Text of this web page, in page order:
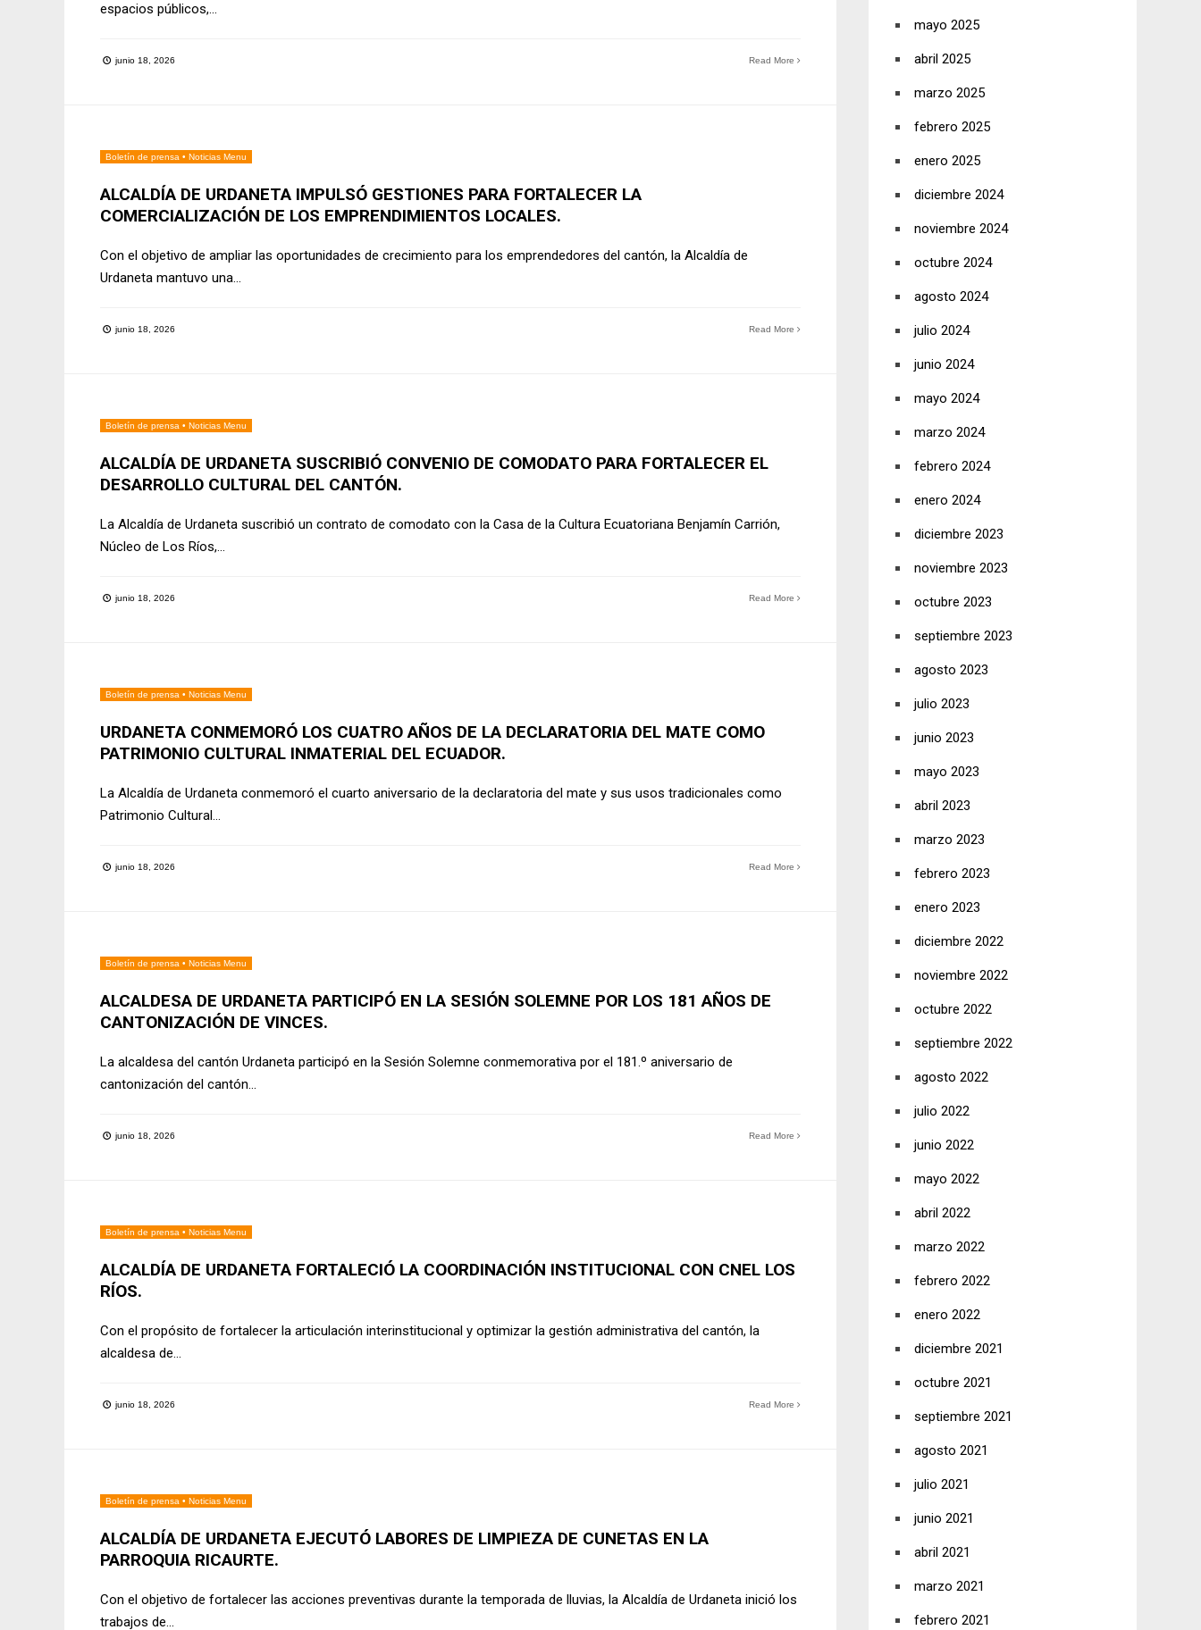
espacios públicos,...
junio 18, 2026 Read More
Boletín de prensa • Noticias Menu
ALCALDÍA DE URDANETA IMPULSÓ GESTIONES PARA FORTALECER LA
COMERCIALIZACIÓN DE LOS EMPRENDIMIENTOS LOCALES.
Con el objetivo de ampliar las oportunidades de crecimiento para los emprendedores del cantón, la Alcaldía de
Urdaneta mantuvo una...
junio 18, 2026 Read More
Boletín de prensa • Noticias Menu
ALCALDÍA DE URDANETA SUSCRIBIÓ CONVENIO DE COMODATO PARA FORTALECER EL
DESARROLLO CULTURAL DEL CANTÓN.
La Alcaldía de Urdaneta suscribió un contrato de comodato con la Casa de la Cultura Ecuatoriana Benjamín Carrión,
Núcleo de Los Ríos,...
junio 18, 2026 Read More
Boletín de prensa • Noticias Menu
URDANETA CONMEMORÓ LOS CUATRO AÑOS DE LA DECLARATORIA DEL MATE COMO
PATRIMONIO CULTURAL INMATERIAL DEL ECUADOR.
La Alcaldía de Urdaneta conmemoró el cuarto aniversario de la declaratoria del mate y sus usos tradicionales como
Patrimonio Cultural...
junio 18, 2026 Read More
Boletín de prensa • Noticias Menu
ALCALDESA DE URDANETA PARTICIPÓ EN LA SESIÓN SOLEMNE POR LOS 181 AÑOS DE
CANTONIZACIÓN DE VINCES.
La alcaldesa del cantón Urdaneta participó en la Sesión Solemne conmemorativa por el 181.º aniversario de
cantonización del cantón...
junio 18, 2026 Read More
Boletín de prensa • Noticias Menu
ALCALDÍA DE URDANETA FORTALECIÓ LA COORDINACIÓN INSTITUCIONAL CON CNEL LOS
RÍOS.
Con el propósito de fortalecer la articulación interinstitucional y optimizar la gestión administrativa del cantón, la
alcaldesa de...
junio 18, 2026 Read More
Boletín de prensa • Noticias Menu
ALCALDÍA DE URDANETA EJECUTÓ LABORES DE LIMPIEZA DE CUNETAS EN LA
PARROQUIA RICAURTE.
Con el objetivo de fortalecer las acciones preventivas durante la temporada de lluvias, la Alcaldía de Urdaneta inició los
trabajos de...
mayo 2025
abril 2025
marzo 2025
febrero 2025
enero 2025
diciembre 2024
noviembre 2024
octubre 2024
agosto 2024
julio 2024
junio 2024
mayo 2024
marzo 2024
febrero 2024
enero 2024
diciembre 2023
noviembre 2023
octubre 2023
septiembre 2023
agosto 2023
julio 2023
junio 2023
mayo 2023
abril 2023
marzo 2023
febrero 2023
enero 2023
diciembre 2022
noviembre 2022
octubre 2022
septiembre 2022
agosto 2022
julio 2022
junio 2022
mayo 2022
abril 2022
marzo 2022
febrero 2022
enero 2022
diciembre 2021
octubre 2021
septiembre 2021
agosto 2021
julio 2021
junio 2021
abril 2021
marzo 2021
febrero 2021